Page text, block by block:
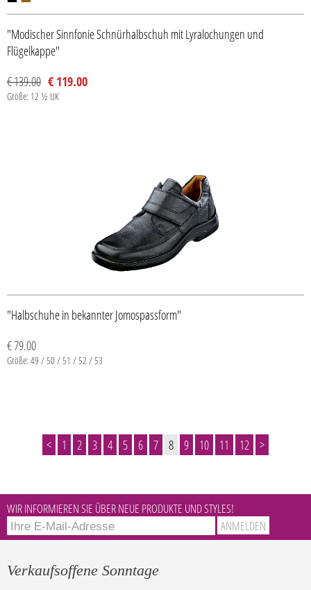
"Modischer Sinnfonie Schnürhalbschuh mit Lyralochungen und
Flügelkappe"
€ 139.00 € 119.00
Größe: 12 ½ UK
"Halbschuhe in bekannter Jomospassform"
€ 79.00
Größe: 49 / 50 / 51 / 52 / 53
< 1 2 3 4 5 6 7 8 9 10 11 12 >
WIR INFORMIEREN SIE ÜBER NEUE PRODUKTE UND STYLES!
Verkaufsoffene Sonntage